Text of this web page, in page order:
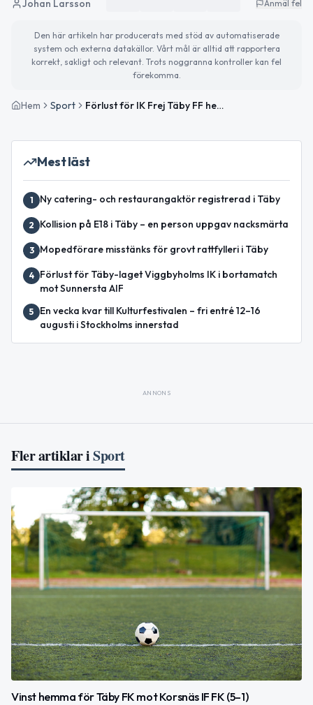
Johan Larsson Anmäl fel
Den här artikeln har producerats med stöd av automatiserade
system och externa datakällor. Vårt mål är alltid att rapportera
korrekt, sakligt och relevant. Trots noggranna kontroller kan fel
förekomma.
Hem Sport Förlust för IK Frej Täby FF hemma mot Roslagsbro IF
Mest läst
1 Ny catering- och restaurangaktör registrerad i Täby
2 Kollision på E18 i Täby – en person uppgav nacksmärta
3 Mopedförare misstänks för grovt rattfylleri i Täby
4
Förlust för Täby-laget Viggbyholms IK i bortamatch
mot Sunnersta AIF
5
En vecka kvar till Kulturfestivalen – fri entré 12–16
augusti i Stockholms innerstad
ANNONS
Fler artiklar iSport
Vinst hemma för Täby FK mot Korsnäs IF FK (5–1)